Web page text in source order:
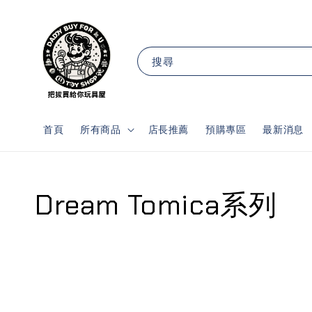
搜尋
首頁 所有商品 店長推薦 預購專區 最新消息
Dream Tomica系列